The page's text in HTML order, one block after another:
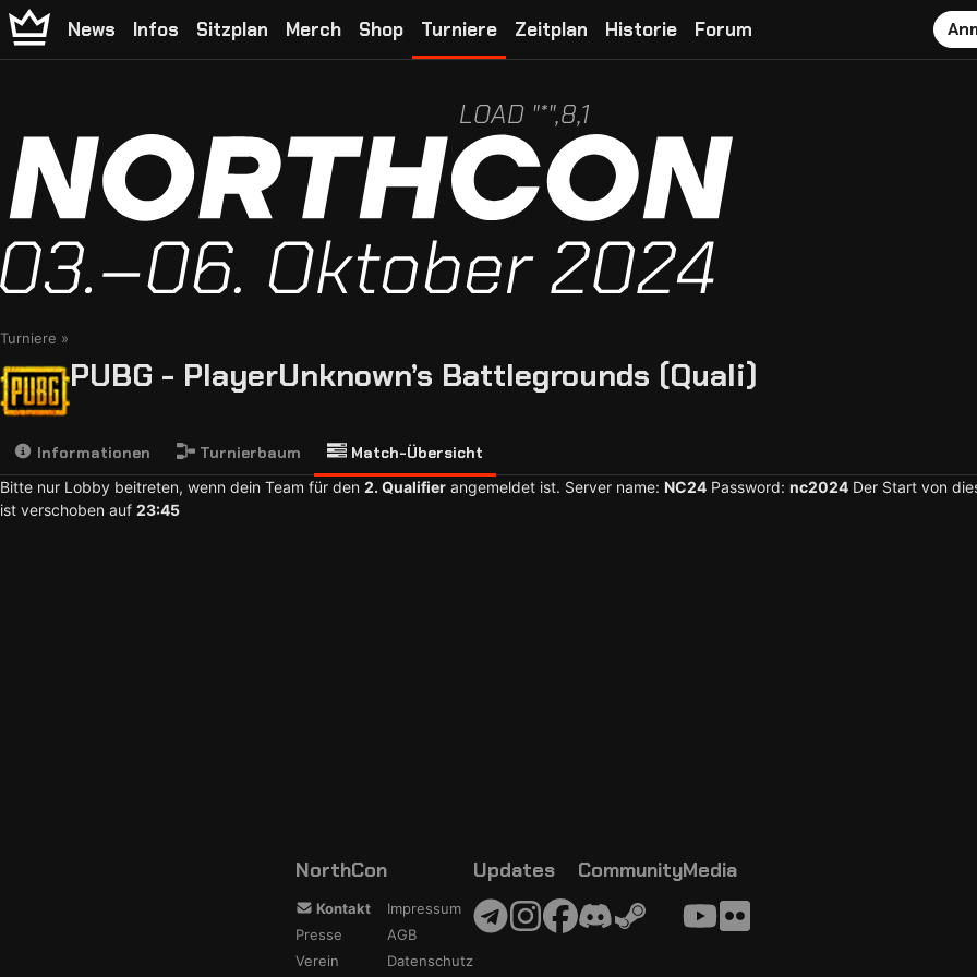
News Infos Sitzplan Merch Shop Turniere Zeitplan Historie Forum
LOAD "*",8,1
Turniere
PUBG - PlayerUnknown’s Battlegrounds (Quali)
Informationen Turnierbaum Match-Übersicht
Bitte nur Lobby beitreten, wenn dein Team für den 2. Qualifier angemeldet ist. Server name: NC24 Password: nc2024 Der Start von
ist verschoben auf 23:45
NorthCon
Kontakt
Presse
Verein
Impressum
AGB
Datenschutz
Updates CommunityMedia